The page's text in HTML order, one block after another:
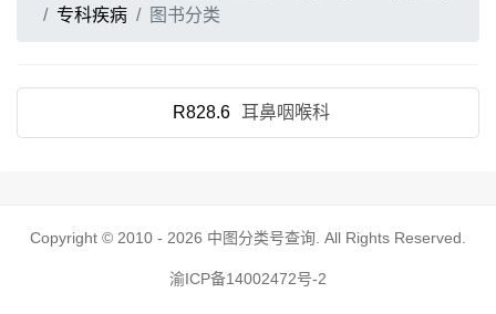
专科疾病
图书分类
R828.6 耳鼻咽喉科
Copyright © 2010 - 2026 中图分类号查询 . All Rights Reserved.
渝ICP备14002472号-2